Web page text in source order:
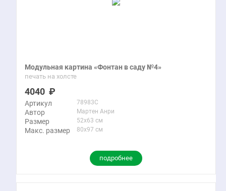
Модульная картина «Фонтан в саду №4»
печать на холсте
4040
Артикул 78983C
Автор Мартен Анри
Размер 52x63 см
Макс. размер 80x97 см
подробнее